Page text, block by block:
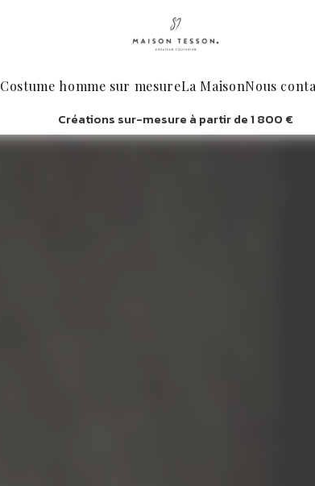
Costume homme sur mesureLa MaisonNous